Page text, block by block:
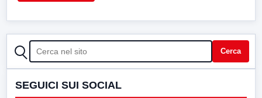
CERCA Cerca
SEGUICI SUI SOCIAL